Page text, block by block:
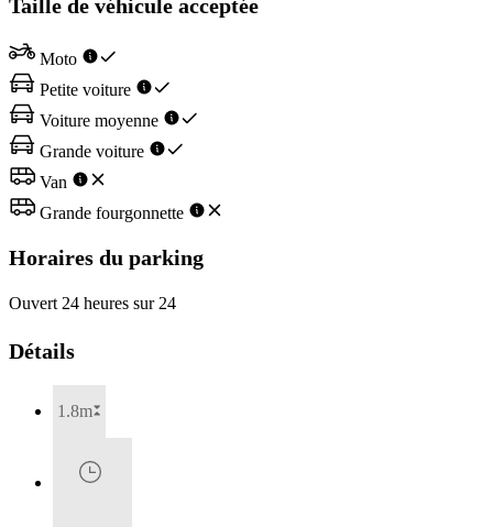
Taille de véhicule acceptée
Moto
Petite voiture
Voiture moyenne
Grande voiture
Van
Grande fourgonnette
Horaires du parking
Ouvert 24 heures sur 24
Détails
1.8m